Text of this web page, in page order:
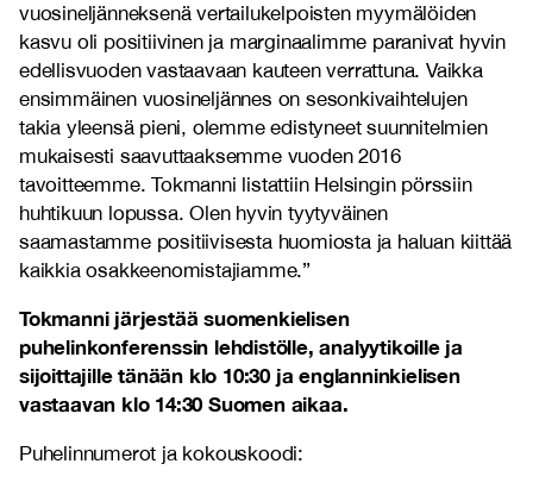
vuosineljänneksenä vertailukelpoisten myymälöiden
kasvu oli positiivinen ja marginaalimme paranivat hyvin
edellisvuoden vastaavaan kauteen verrattuna. Vaikka
ensimmäinen vuosineljännes on sesonkivaihtelujen
takia yleensä pieni, olemme edistyneet suunnitelmien
mukaisesti saavuttaaksemme vuoden 2016
tavoitteemme. Tokmanni listattiin Helsingin pörssiin
huhtikuun lopussa. Olen hyvin tyytyväinen
saamastamme positiivisesta huomiosta ja haluan kiittää
kaikkia osakkeenomistajiamme.”
Tokmanni järjestää suomenkielisen
puhelinkonferenssin lehdistölle, analyytikoille ja
sijoittajille tänään klo 10:30 ja englanninkielisen
vastaavan klo 14:30 Suomen aikaa.
Puhelinnumerot ja kokouskoodi: